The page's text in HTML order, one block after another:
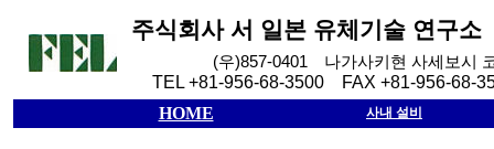
주식회사 서 일본 유체기술 연구소
(우)857-0401 나가사키현 사세보시
TEL +81-956-68-3500 FAX +81-956-68-
HOME
사내 설비